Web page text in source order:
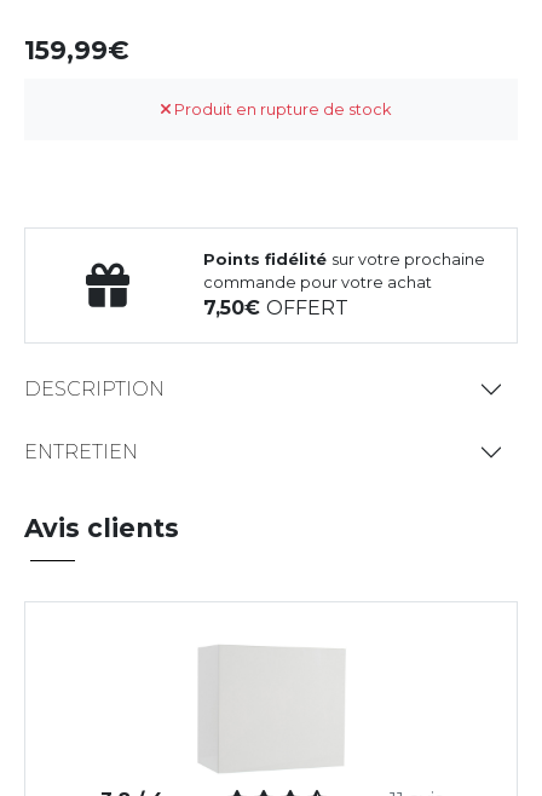
159,99
Produit en rupture de stock
Points fidélité sur votre prochaine
commande pour votre achat
7,50OFFERT
DESCRIPTION
ENTRETIEN
Avis clients